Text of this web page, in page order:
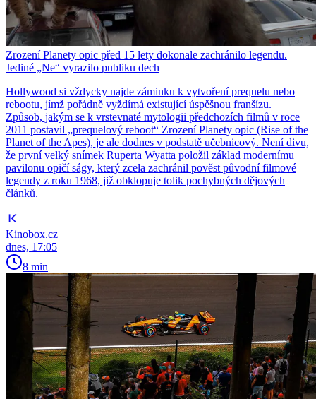
Zrození Planety opic před 15 lety dokonale zachránilo legendu.
Jediné „Ne“ vyrazilo publiku dech
Hollywood si vždycky najde záminku k vytvoření prequelu nebo
rebootu, jímž pořádně vyždímá existující úspěšnou franšízu.
Způsob, jakým se k vrstevnaté mytologii předchozích filmů v roce
2011 postavil „prequelový reboot“ Zrození Planety opic (Rise of the
Planet of the Apes), je ale dodnes v podstatě učebnicový. Není divu,
že první velký snímek Ruperta Wyatta položil základ modernímu
pavilonu opičí ságy, který zcela zachránil pověst původní filmové
legendy z roku 1968, již obklopuje tolik pochybných dějových
článků.
Kinobox.cz
dnes, 17:05
8 min